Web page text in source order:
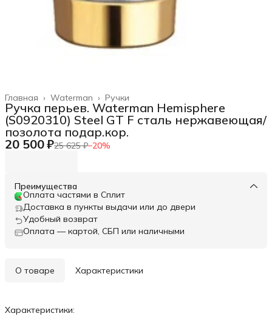
Ручки
Waterman ›
Главная ›
Ручка перьев. Waterman Hemisphere
(S0920310) Steel GT F сталь нержавеющая/
позолота подар.кор.
20 500 ₽25 625 ₽−20%
Преимущества
Оплата частями в Сплит
Доставка в пункты выдачи или до двери
Удобный возврат
Оплата — картой, СБП или наличными
О товаре Характеристики
Характеристики: